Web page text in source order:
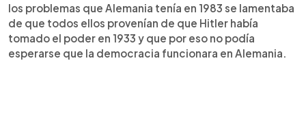
los problemas que Alemania tenía en 1983 se lamentaba
de que todos ellos provenían de que Hitler había
tomado el poder en 1933 y que por eso no podía
esperarse que la democracia funcionara en Alemania.